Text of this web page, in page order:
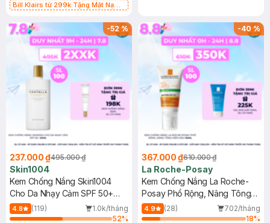
Bill Klairs từ 299k Tặng Mặt Nạ
25ml (SL Có Hạn)
-52%
237.000 ₫495.000 ₫
Skin1004
Kem Chống Nắng Skin1004
Cho Da Nhạy Cảm SPF 50+
50ml
4.8 (119)
1.0k/tháng
52%
-40%
367.000 ₫610.000 ₫
La Roche-Posay
Kem Chống Nắng La Roche-
Posay Phổ Rộng, Nâng Tông
Kiềm Dầu 50ml
4.9 (28)
702/tháng
18%